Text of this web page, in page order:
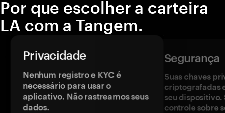
Por que escolher a carteira
LA com a Tangem.
Privacidade
Nenhum registro e KYC é
necessário para usar o
aplicativo. Não rastreamos seus
dados.
Segurança
Suas chaves
criptografadas
seu dispositivo.
controle sobre